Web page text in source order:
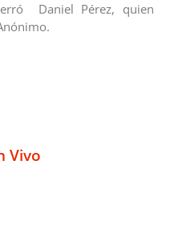
Daniel Pérez, quien
Vivo